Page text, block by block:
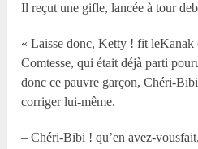
Il reçut une gifle, lancée à tour
« Laisse donc, Ketty ! fit leKanak
Comtesse, qui était déjà parti
donc ce pauvre garçon, Chéri-
corriger lui-même.
– Chéri-Bibi ! qu’en avez-